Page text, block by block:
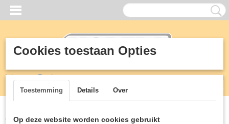
Inloggen Registreren
(0)
Home >Holland-bikes>R7 Opvouwbare Benzine scooter Di Blasi
Cookies toestaan Opties
Toestemming Details Over
Op deze website worden cookies gebruikt